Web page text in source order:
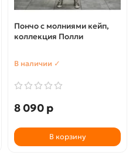
Пончо с молниями кейп,
коллекция Полли
В наличии ✓
8 090 р
В корзину